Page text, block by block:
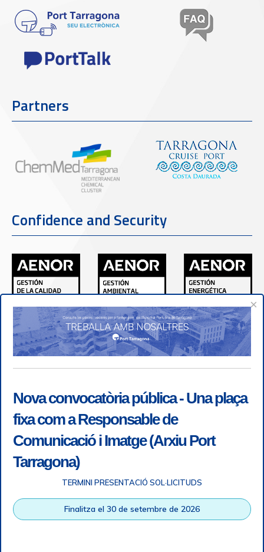
Partners
Confidence and Security
×
Nova convocatòria pública - Una plaça
fixa com a Responsable de
Comunicació i Imatge (Arxiu Port
Tarragona)
TERMINI PRESENTACIÓ SOL·LICITUDS
Finalitza el 30 de setembre de 2026